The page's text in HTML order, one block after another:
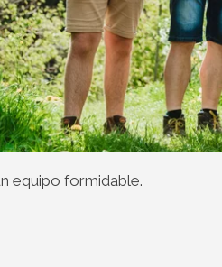
equipo formidable.